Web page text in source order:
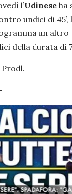
l’Udinese ha
undici di 45’,
un altro
della durata di
Prodl.